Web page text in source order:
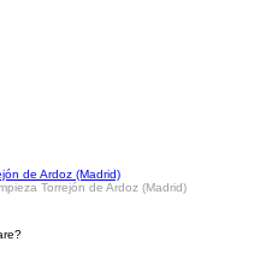
de Ardoz (Madrid)
Torrejón de Ardoz (Madrid)